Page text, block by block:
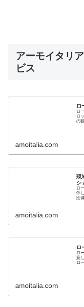
アーモイタリ
ビス
ロ
ロ
ロ
の
amoitalia.com
現
シ
ロ
伴
団
amoitalia.com
ロ
ロ
意
ロ
amoitalia.com